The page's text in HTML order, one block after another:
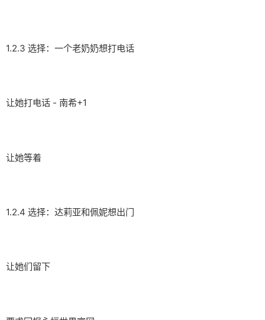
1.2.3 选择：一个老奶奶想打电话
让她打电话 - 南希+1
让她等着
1.2.4 选择：达莉亚和佩妮想出门
让她们留下